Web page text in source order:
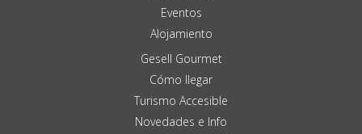
Eventos
Alojamiento
Gesell Gourmet
Cómo llegar
Turismo Accesible
Novedades e Info